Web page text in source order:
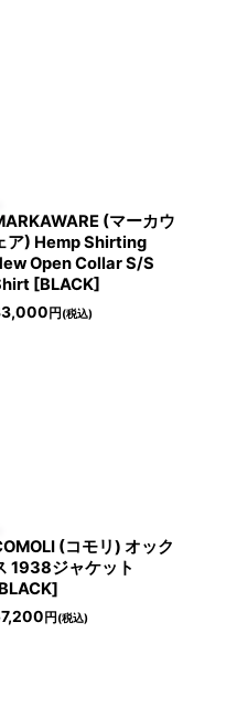
(マーカウ
ア) Hemp Shirting
Open Collar S/S
[BLACK]
円 (税込)
(コモリ) オック
1938ジャケット
円 (税込)